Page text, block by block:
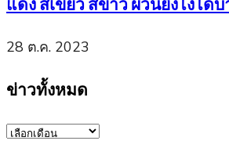
28 ต.ค. 2023
ข่าวทั้งหมด
ข่าว